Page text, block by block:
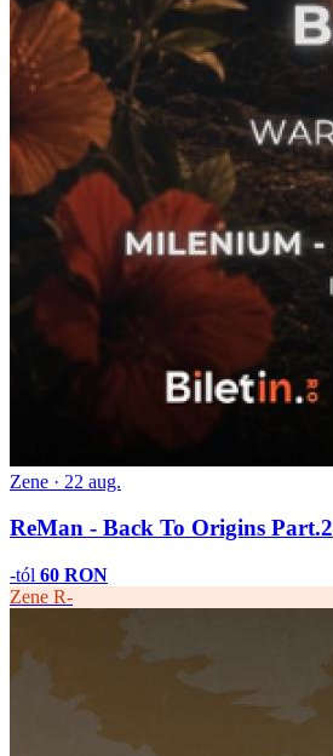
Zene · 22 aug.
ReMan - Back To Origins Part.2
-tól 60 RON
Zene R-